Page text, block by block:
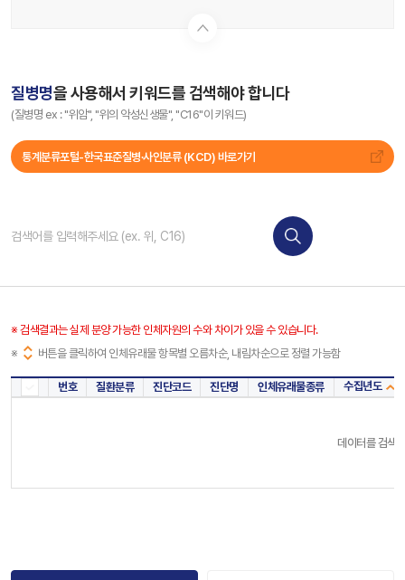
질병명을 사용해서 키워드를 검색해야 합니다
(질병명 ex : "위암", "위의 악성신생물", "C16"이 키워드)
통계분류포털-한국표준질병∙사인분류 (KCD) 바로가기
※ 검색결과는 실제 분양 가능한 인체자원의 수와 차이가 있을 수 있습니다.
※
버튼을 클릭하여 인체유래물 항목별 오름차순, 내림차순으로 정렬 가능함
번호 질환분류 진단코드 진단명 인체유래물종류 수집년도
데이터를 검색